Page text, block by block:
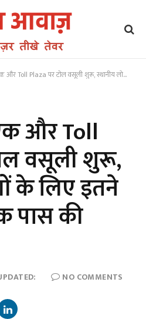
Plaza पर टोल वसूली शुरू, स्थानीय लोगों के लिए इतने रुपयों मासिक पास की सुविधा
और Toll
वसूली शुरू,
के लिए इतने
पास की
NO COMMENTS